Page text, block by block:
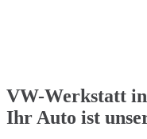
VW-Werkstatt in
Ihr Auto ist